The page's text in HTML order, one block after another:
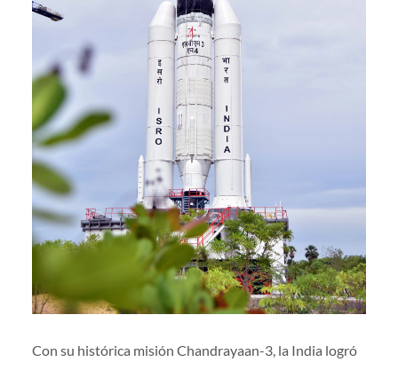
Con su histórica misión Chandrayaan-3, la India logró